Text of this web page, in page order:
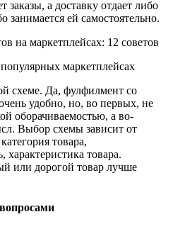
заказы, а доставку отдает либо
занимается ей самостоятельно.
маркетплейсах
схеме. Да, фулфилмент со
удобно, но, во первых, не
оборачиваемостью, а во-
Выбор схемы зависит от
товара,
характеристика товара.
или дорогой товар лучше